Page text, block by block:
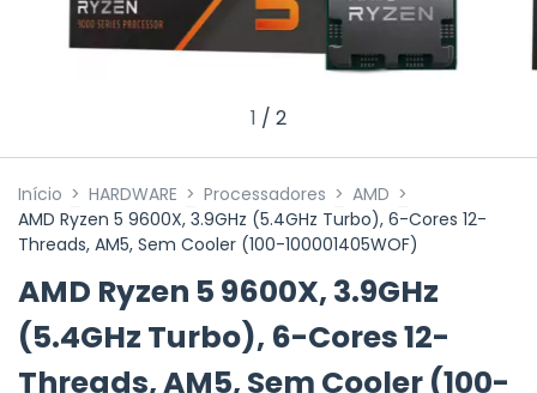
1 / 2
Início > HARDWARE > Processadores > AMD >
AMD Ryzen 5 9600X, 3.9GHz (5.4GHz Turbo), 6-Cores 12-
Threads, AM5, Sem Cooler (100-100001405WOF)
AMD Ryzen 5 9600X, 3.9GHz
(5.4GHz Turbo), 6-Cores 12-
Threads, AM5, Sem Cooler (100-